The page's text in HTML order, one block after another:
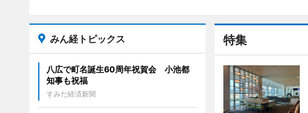
特集
みん経トピックス
八広で町名誕生60周年祝賀会 小池都
知事も祝福
すみだ経済新聞